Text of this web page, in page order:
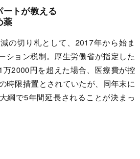
トが教える
薬
の切り札として、2017年から始ま
ション税制。厚生労働省が指定した
2000円を超えた場合、医療費が控
時限措置とされていたが、同年末に
綱で5年間延長されることが決まっ